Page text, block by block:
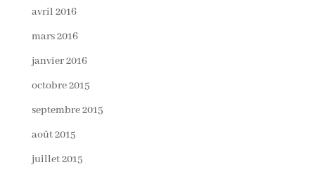
avril 2016
mars 2016
janvier 2016
octobre 2015
septembre 2015
août 2015
juillet 2015